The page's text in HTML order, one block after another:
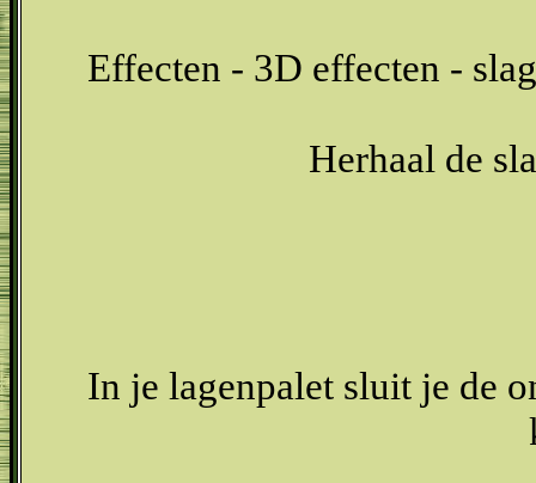
Effecten - 3D effecten -
Herhaal de
In je lagenpalet sluit je de